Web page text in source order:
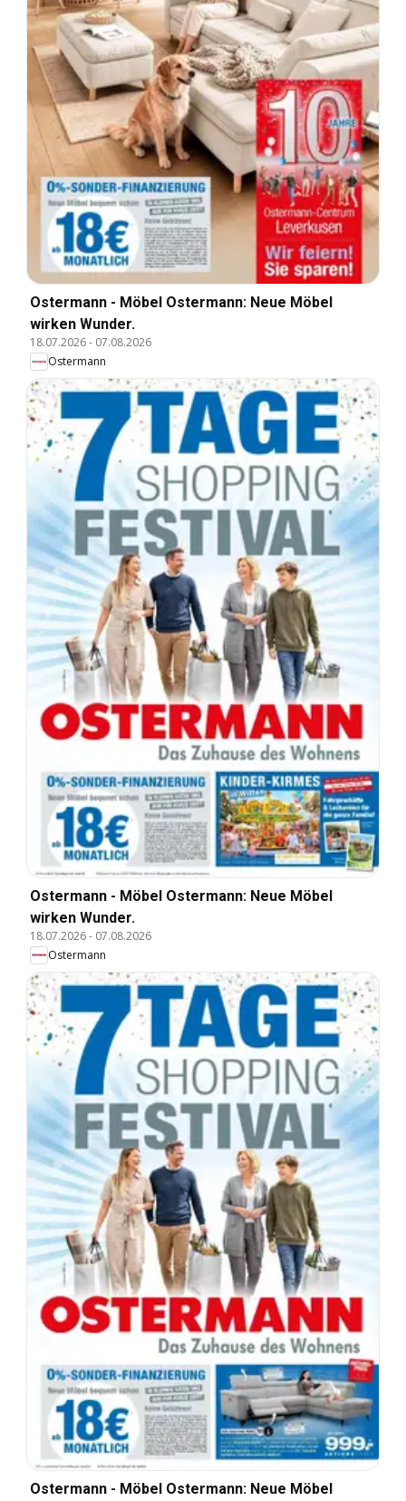
Ostermann - Möbel Ostermann: Neue Möbel
wirken Wunder.
18.07.2026- 07.08.2026
Ostermann
Ostermann - Möbel Ostermann: Neue Möbel
wirken Wunder.
18.07.2026- 07.08.2026
Ostermann
Ostermann - Möbel Ostermann: Neue Möbel